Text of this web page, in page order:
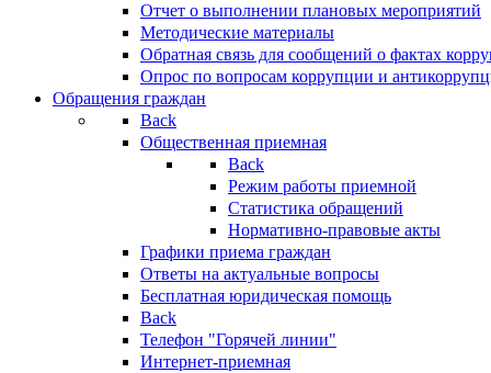
Отчет о выполнении плановых мероприятий
Методические материалы
Обратная связь для сообщений о фактах
Опрос по вопросам коррупции и
Обращения граждан
Back
Общественная приемная
Back
Режим работы приемной
Статистика обращений
Нормативно-правовые акты
Графики приема граждан
Ответы на актуальные вопросы
Бесплатная юридическая помощь
Back
Телефон "Горячей линии"
Интернет-приемная